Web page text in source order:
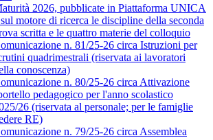
2026, pubblicate in Piattaforma UNICA
motore di ricerca le discipline della seconda
scritta e le quattro materie del colloquio
n. 81/25-26 circa Istruzioni per
quadrimestrali (riservata ai lavoratori
conoscenza)
n. 80/25-26 circa Attivazione
pedagogico per l'anno scolastico
26 (riservata al personale; per le famiglie
RE)
n. 79/25-26 circa Assemblea